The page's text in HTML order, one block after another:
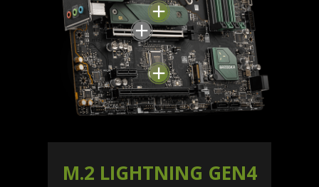
M.2 LIGHTNING GEN4